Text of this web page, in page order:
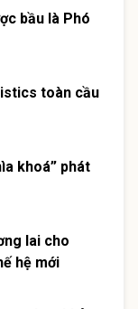
bầu là Phó
toàn cầu
khoá” phát
lai cho
hệ mới